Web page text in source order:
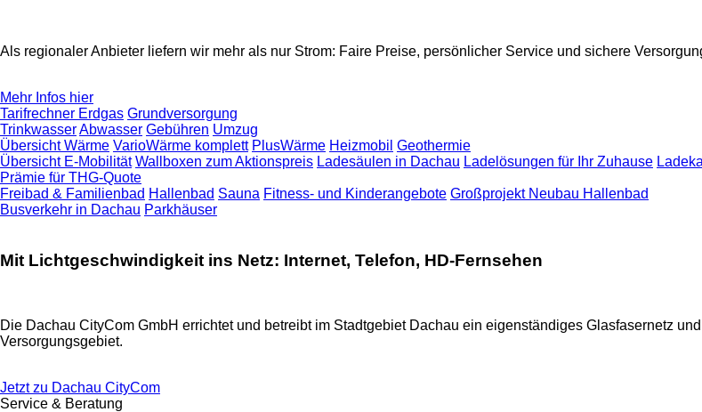
Als regionaler Anbieter liefern wir mehr als nur Strom: Faire Preise, persönlicher Service und sichere
Mehr Infos hier
Tarifrechner Erdgas Grundversorgung
TrinkwasserAbwasser Gebühren Umzug
Übersicht Wärme VarioWärme komplett PlusWärme Heizmobil Geothermie
Übersicht E-Mobilität Wallboxen zum Aktionspreis Ladesäulen in Dachau Ladelösungen für Ihr Zuhause
Prämie für THG-Quote
Freibad & Familienbad Hallenbad Sauna Fitness- und Kinderangebote Großprojekt Neubau Hallenbad
Busverkehr in Dachau Parkhäuser
Mit Lichtgeschwindigkeit ins Netz: Internet, Telefon, HD-Fernsehen
Die Dachau CityCom GmbH errichtet und betreibt im Stadtgebiet Dachau ein eigenständiges Glasfasernetz
Versorgungsgebiet.
Jetzt zu Dachau CityCom
Service & Beratung